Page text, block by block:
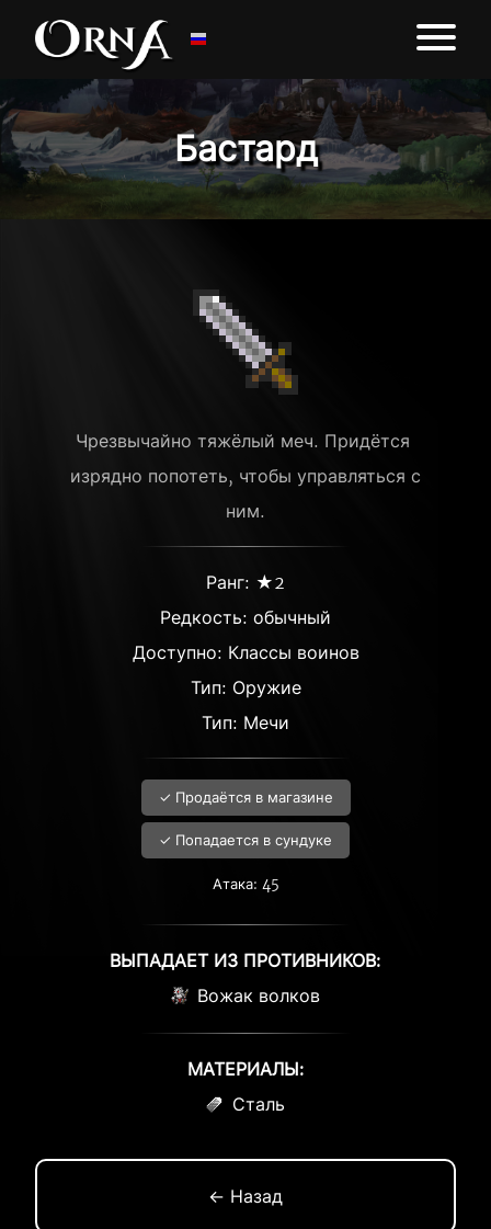
Бастард
Чрезвычайно тяжёлый меч. Придётся
изрядно попотеть, чтобы управляться с
ним.
Ранг: ★2
Редкость: обычный
Доступно: Классы воинов
Тип: Оружие
Тип: Мечи
✓ Продаётся в магазине
✓ Попадается в сундуке
Атака: 45
ВЫПАДАЕТ ИЗ ПРОТИВНИКОВ:
Вожак волков
МАТЕРИАЛЫ:
Сталь
← Назад